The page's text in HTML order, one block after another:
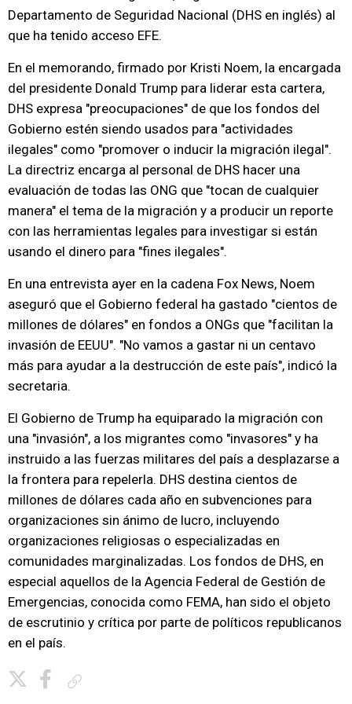
Departamento de Seguridad Nacional (DHS en inglés) al
que ha tenido acceso EFE.
En el memorando, firmado por Kristi Noem, la encargada
del presidente Donald Trump para liderar esta cartera,
DHS expresa "preocupaciones" de que los fondos del
Gobierno estén siendo usados para "actividades
ilegales" como "promover o inducir la migración ilegal".
La directriz encarga al personal de DHS hacer una
evaluación de todas las ONG que "tocan de cualquier
manera" el tema de la migración y a producir un reporte
con las herramientas legales para investigar si están
usando el dinero para "fines ilegales".
En una entrevista ayer en la cadena Fox News, Noem
aseguró que el Gobierno federal ha gastado "cientos de
millones de dólares" en fondos a ONGs que "facilitan la
invasión de EEUU". "No vamos a gastar ni un centavo
más para ayudar a la destrucción de este país", indicó la
secretaria.
El Gobierno de Trump ha equiparado la migración con
una "invasión", a los migrantes como "invasores" y ha
instruido a las fuerzas militares del país a desplazarse a
la frontera para repelerla. DHS destina cientos de
millones de dólares cada año en subvenciones para
organizaciones sin ánimo de lucro, incluyendo
organizaciones religiosas o especializadas en
comunidades marginalizadas. Los fondos de DHS, en
especial aquellos de la Agencia Federal de Gestión de
Emergencias, conocida como FEMA, han sido el objeto
de escrutinio y crítica por parte de políticos republicanos
en el país.